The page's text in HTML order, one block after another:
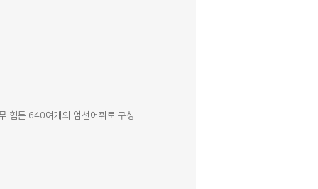
힘든 640여개의 엄선어휘로 구성